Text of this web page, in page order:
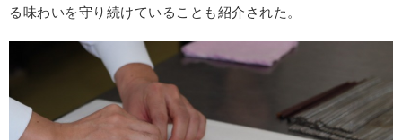
る味わいを守り続けていることも紹介された。